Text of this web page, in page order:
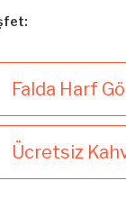
Falda Harf
Ücretsiz